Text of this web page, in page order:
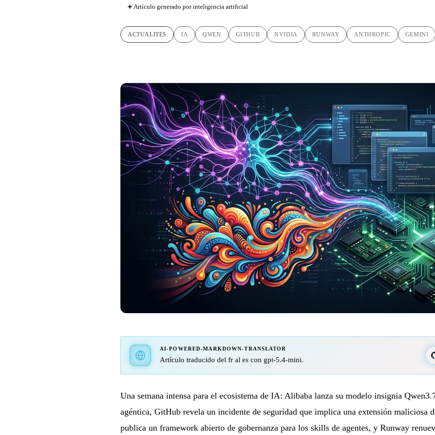
Artículo generado por inteligencia artificial
ACTUALITES IA QWEN GITHUB NVIDIA RUNWAY ANTHROPIC GEMINI
AI-POWERED-MARKDOWN-TRANSLATOR
Artículo traducido del fr al es con gpt-5.4-mini.
Una semana intensa para el ecosistema de IA: Alibaba lanza su modelo insignia
agéntica, GitHub revela un incidente de seguridad que implica una extensión maliciosa
publica un framework abierto de gobernanza para los skills de agentes, y Runway